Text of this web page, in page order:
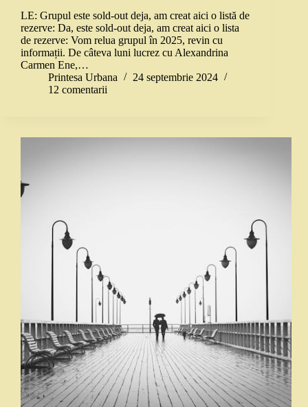
LE: Grupul este sold-out deja, am creat aici o listă de
rezerve: Da, este sold-out deja, am creat aici o lista
de rezerve: Vom relua grupul în 2025, revin cu
informații. De câteva luni lucrez cu Alexandrina
Carmen Ene,…
Printesa Urbana
24 septembrie 2024
12 comentarii